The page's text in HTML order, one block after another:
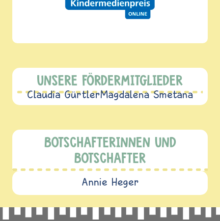
UNSERE FÖRDERMITGLIEDER
Claudia GürtlerMagdalena Smetana
BOTSCHAFTERINNEN UND
BOTSCHAFTER
Annie Heger